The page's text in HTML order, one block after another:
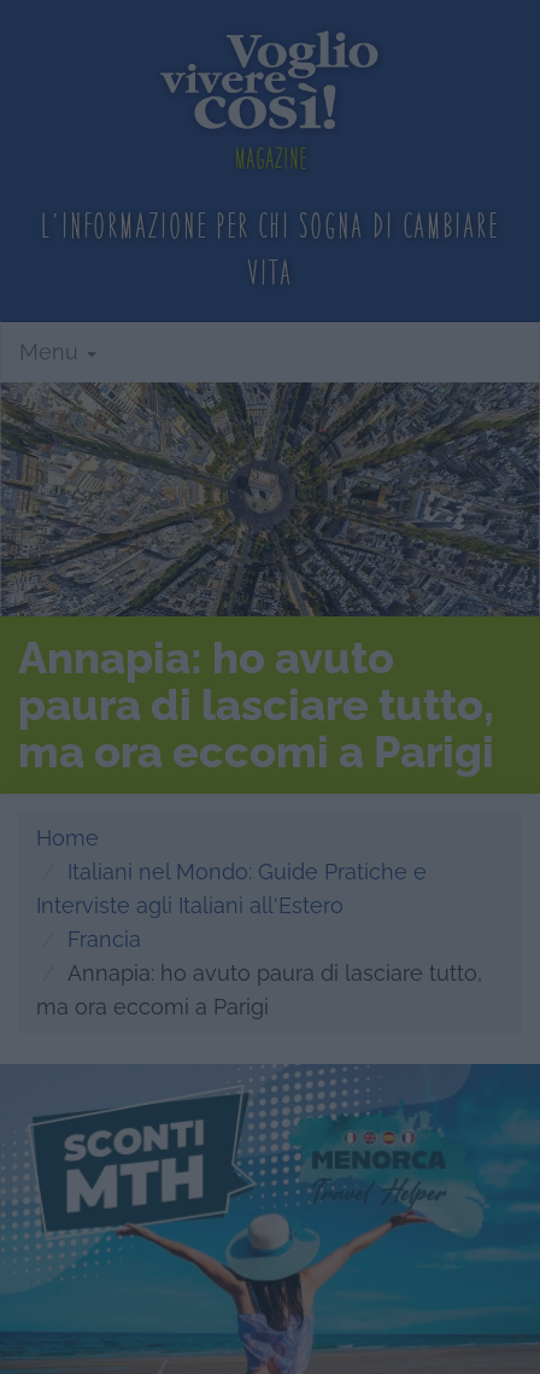
Magazine
L'informazione per chi sogna di cambiare
vita
Menu
Annapia: ho avuto
paura di lasciare tutto,
ma ora eccomi a Parigi
Home
Italiani nel Mondo: Guide Pratiche e
Interviste agli Italiani all'Estero
Francia
Annapia: ho avuto paura di lasciare tutto,
ma ora eccomi a Parigi